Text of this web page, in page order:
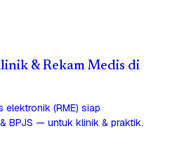
& Rekam Medis di
elektronik (RME) siap
BPJS — untuk klinik & praktik.